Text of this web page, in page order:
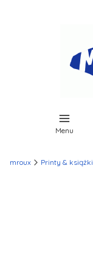
Menu
mroux Printy & książki